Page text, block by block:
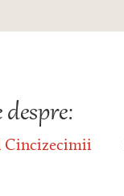
Cincizecimii